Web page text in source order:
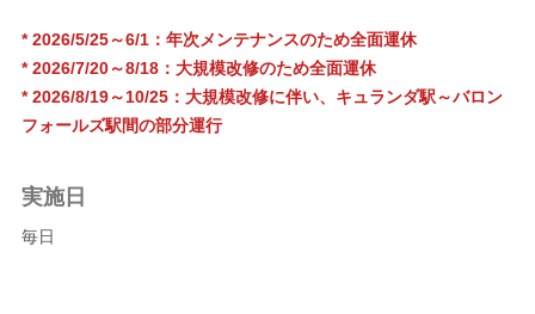
* 2026/5/25～6/1：年次メンテナンスのため全面運休
* 2026/7/20～8/18：大規模改修のため全面運休
* 2026/8/19～10/25：大規模改修に伴い、キュランダ駅～バロン
フォールズ駅間の部分運行
実施日
毎日